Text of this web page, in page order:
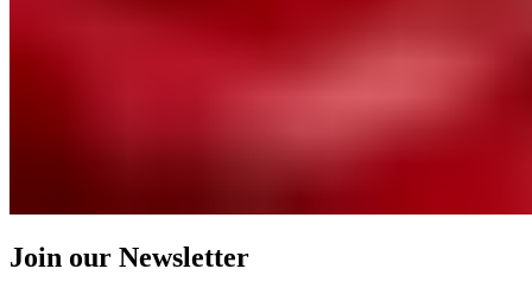
Join our Newsletter